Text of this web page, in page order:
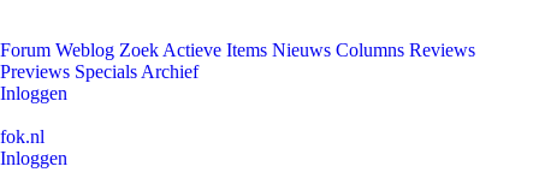
Forum Weblog Zoek Actieve Items Nieuws Columns Reviews
Previews Specials Archief
Inloggen
fok.nl
Inloggen